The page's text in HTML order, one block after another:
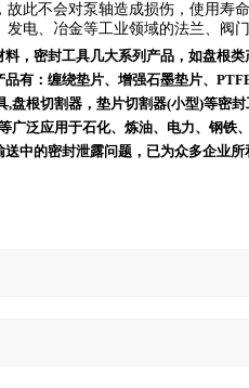
此不会对泵轴造成损伤，使用寿
电、冶金等工业领域的法兰、阀
，密封工具几大系列产品，如盘根
有：缠绕垫片、增强石墨垫片、
,盘根切割器，垫片切割器(小型)等密封
广泛应用于石化、炼油、电力、钢铁
中的密封泄露问题，已为众多企业